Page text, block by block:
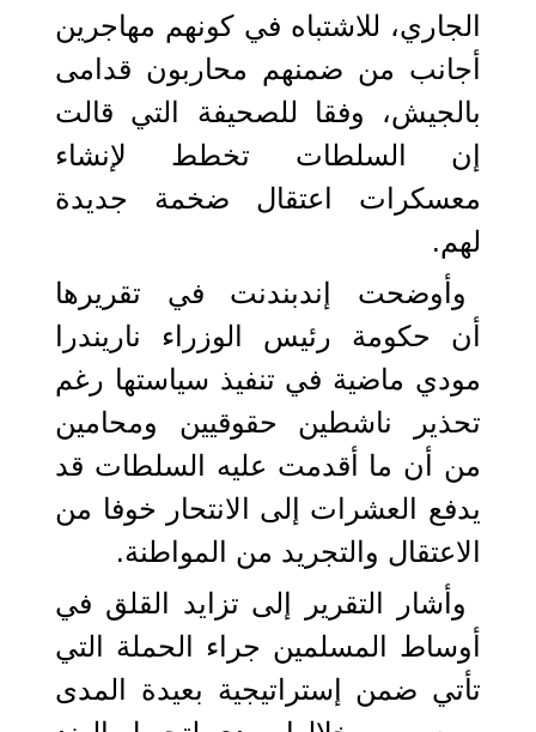
الجاري، للاشتباه في كونهم مهاجرين
أجانب من ضمنهم محاربون قدامى
بالجيش، وفقا للصحيفة التي قالت
إن السلطات تخطط لإنشاء
معسكرات اعتقال ضخمة جديدة
لهم.
وأوضحت إندبندنت في تقريرها
أن حكومة رئيس الوزراء ناريندرا
مودي ماضية في تنفيذ سياستها رغم
تحذير ناشطين حقوقيين ومحامين
من أن ما أقدمت عليه السلطات قد
يدفع العشرات إلى الانتحار خوفا من
الاعتقال والتجريد من المواطنة.
وأشار التقرير إلى تزايد القلق في
أوساط المسلمين جراء الحملة التي
تأتي ضمن إستراتيجية بعيدة المدى